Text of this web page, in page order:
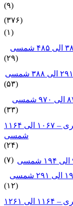
(۹)
(۳۷۶)
(۱)
(۲۹)
(۵۳)
(۳۳)
قرن دوازده هجری – ۱۰۶۷ الی ۱۱۶۴
شمسی
(۲۴)
(۷)
(۱۲)
قرن سیزده هجری – ۱۱۶۴ الی ۱۲۶۱